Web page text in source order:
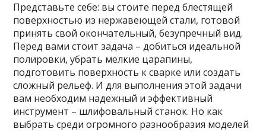
Представьте себе: вы стоите перед блестящей
поверхностью из нержавеющей стали, готовой
принять свой окончательный, безупречный вид.
Перед вами стоит задача – добиться идеальной
полировки, убрать мелкие царапины,
подготовить поверхность к сварке или создать
сложный рельеф. И для выполнения этой задачи
вам необходим надежный и эффективный
инструмент – шлифовальный станок. Но как
выбрать среди огромного разнообразия моделей